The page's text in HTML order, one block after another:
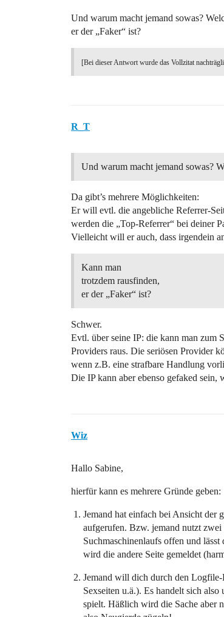
Und warum macht jemand sowas?
er der „Faker“ ist?
[Bei dieser Antwort wurde das Vollzitat
R_T
Und warum macht jemand sowas?
Da gibt’s mehrere Möglichkeiten:
Er will evtl. die angebliche Referrer-
werden die „Top-Referrer“ bei deiner
Vielleicht will er auch, dass irgendein
Kann man
trotzdem rausfinden,
er der „Faker“ ist?
Schwer.
Evtl. über seine IP: die kann man zum
Providers raus. Die seriösen Provider
wenn z.B. eine strafbare Handlung
Die IP kann aber ebenso gefaked
Wiz
Hallo Sabine,
hierfür kann es mehrere Gründe geben:
Jemand hat einfach bei Ansicht der
aufgerufen. Bzw. jemand nutzt zwei
Suchmaschinenlaufs offen und
wird die andere Seite gemeldet
Jemand will dich durch den
Sexseiten u.ä.). Es handelt sich
spielt. Häßlich wird die Sache aber